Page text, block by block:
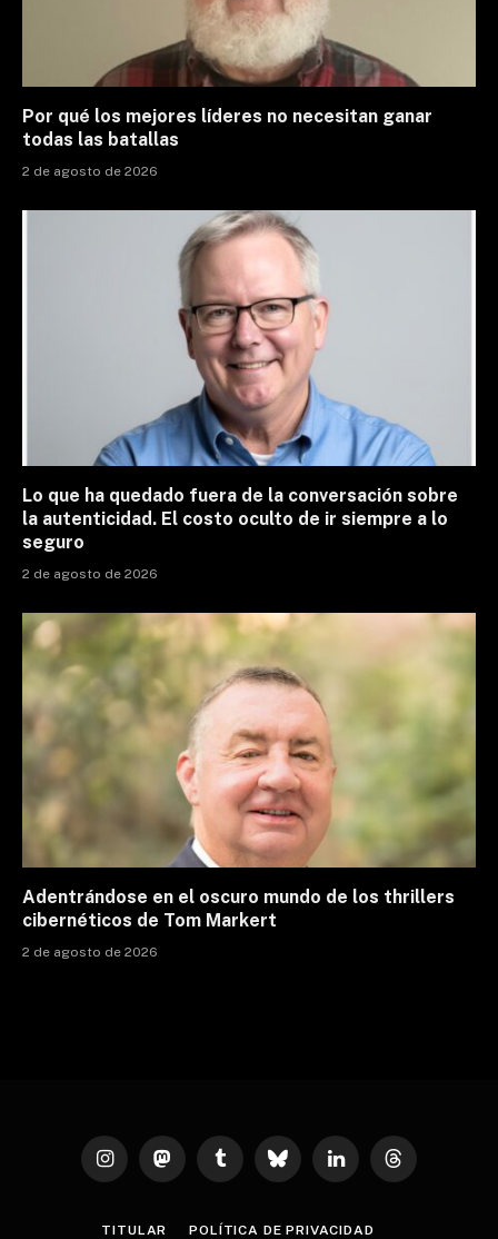
Por qué los mejores líderes no necesitan ganar
todas las batallas
2 de agosto de 2026
Lo que ha quedado fuera de la conversación sobre
la autenticidad. El costo oculto de ir siempre a lo
seguro
2 de agosto de 2026
Adentrándose en el oscuro mundo de los thrillers
cibernéticos de Tom Markert
2 de agosto de 2026
InstagramMastodonTumblr Bluesky LinkedInThreads
TITULAR POLÍTICA DE PRIVACIDAD